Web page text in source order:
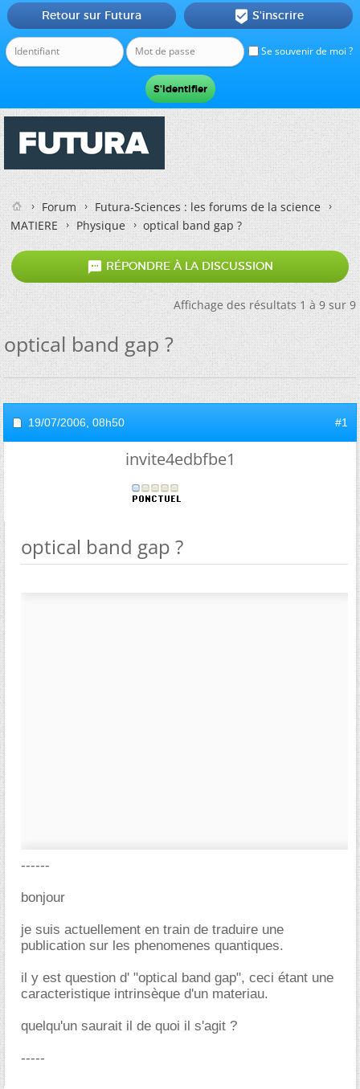
Se souvenir de moi ?
Retour sur Futura  S'inscrire
Forum
Futura-Sciences : les forums de la science
MATIERE
Physique optical band gap ?
 RÉPONDRE À LA DISCUSSION
Affichage des résultats 1 à 9 sur 9
optical band gap ?
19/07/2006, 08h50 #1
invite4edbfbe1
optical band gap ?
------
bonjour
je suis actuellement en train de traduire une
publication sur les phenomenes quantiques.
il y est question d' "optical band gap", ceci étant une
caracteristique intrinsèque d'un materiau.
quelqu'un saurait il de quoi il s'agit ?
-----